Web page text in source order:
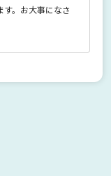
。お大事になさ